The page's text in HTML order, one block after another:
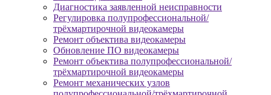
Диагностика заявленной неисправности
Регулировка полупрофессиональной/
трёхмартирочной видеокамеры
Ремонт объектива видеокамеры
Обновление ПО видеокамеры
Ремонт объектива полупрофессиональной/
трёхмартирочной видеокамеры
Ремонт механических узлов